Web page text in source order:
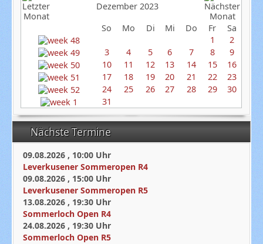
Dezember 2023
So
Mo Di Mi Do Fr
Sa
1
2
3
4 5 6 7 8
9
10
11 12 13 14 15
16
17
18 19 20 21 22
23
24
25 26 27 28 29
30
31
Nächste Termine
09.08.2026 , 10:00 Uhr
Leverkusener Sommeropen R4
09.08.2026 , 15:00 Uhr
Leverkusener Sommeropen R5
13.08.2026 , 19:30 Uhr
Sommerloch Open R4
24.08.2026 , 19:30 Uhr
Sommerloch Open R5